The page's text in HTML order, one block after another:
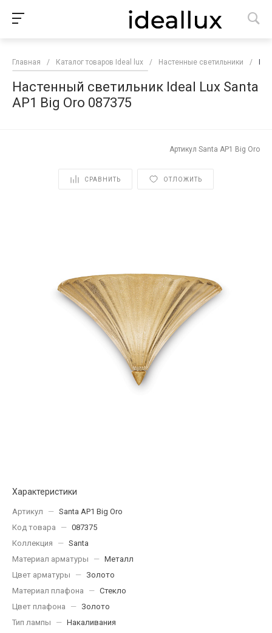
Главная / Каталог товаров Ideal lux / Настенные светильники /
Настенный светильник Ideal Lux Santa
AP1 Big Oro 087375
Артикул Santa AP1 Big Oro
СРАВНИТЬ ОТЛОЖИТЬ
Характеристики
Артикул — Santa AP1 Big Oro
Код товара
— 087375
Коллекция
— Santa
Материал арматуры
— Металл
Цвет арматуры
— Золото
Материал плафона
— Стекло
Цвет плафона
— Золото
Тип лампы
— Накаливания